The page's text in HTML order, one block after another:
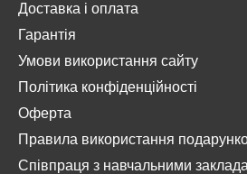
Доставка і оплата
Гарантія
Умови використання сайту
Політика конфіденційності
Оферта
Правила використання
Співпраця з навчальними